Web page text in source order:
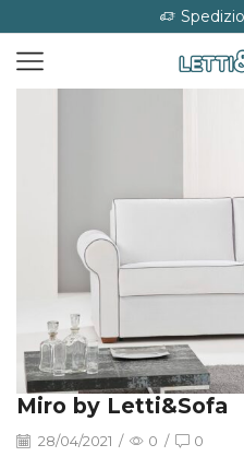
Miro by Letti&Sofa
28/04/2021 / 0 / 0